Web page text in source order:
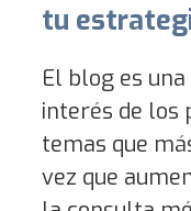
tu
El blog es
interés de los
temas que
vez que